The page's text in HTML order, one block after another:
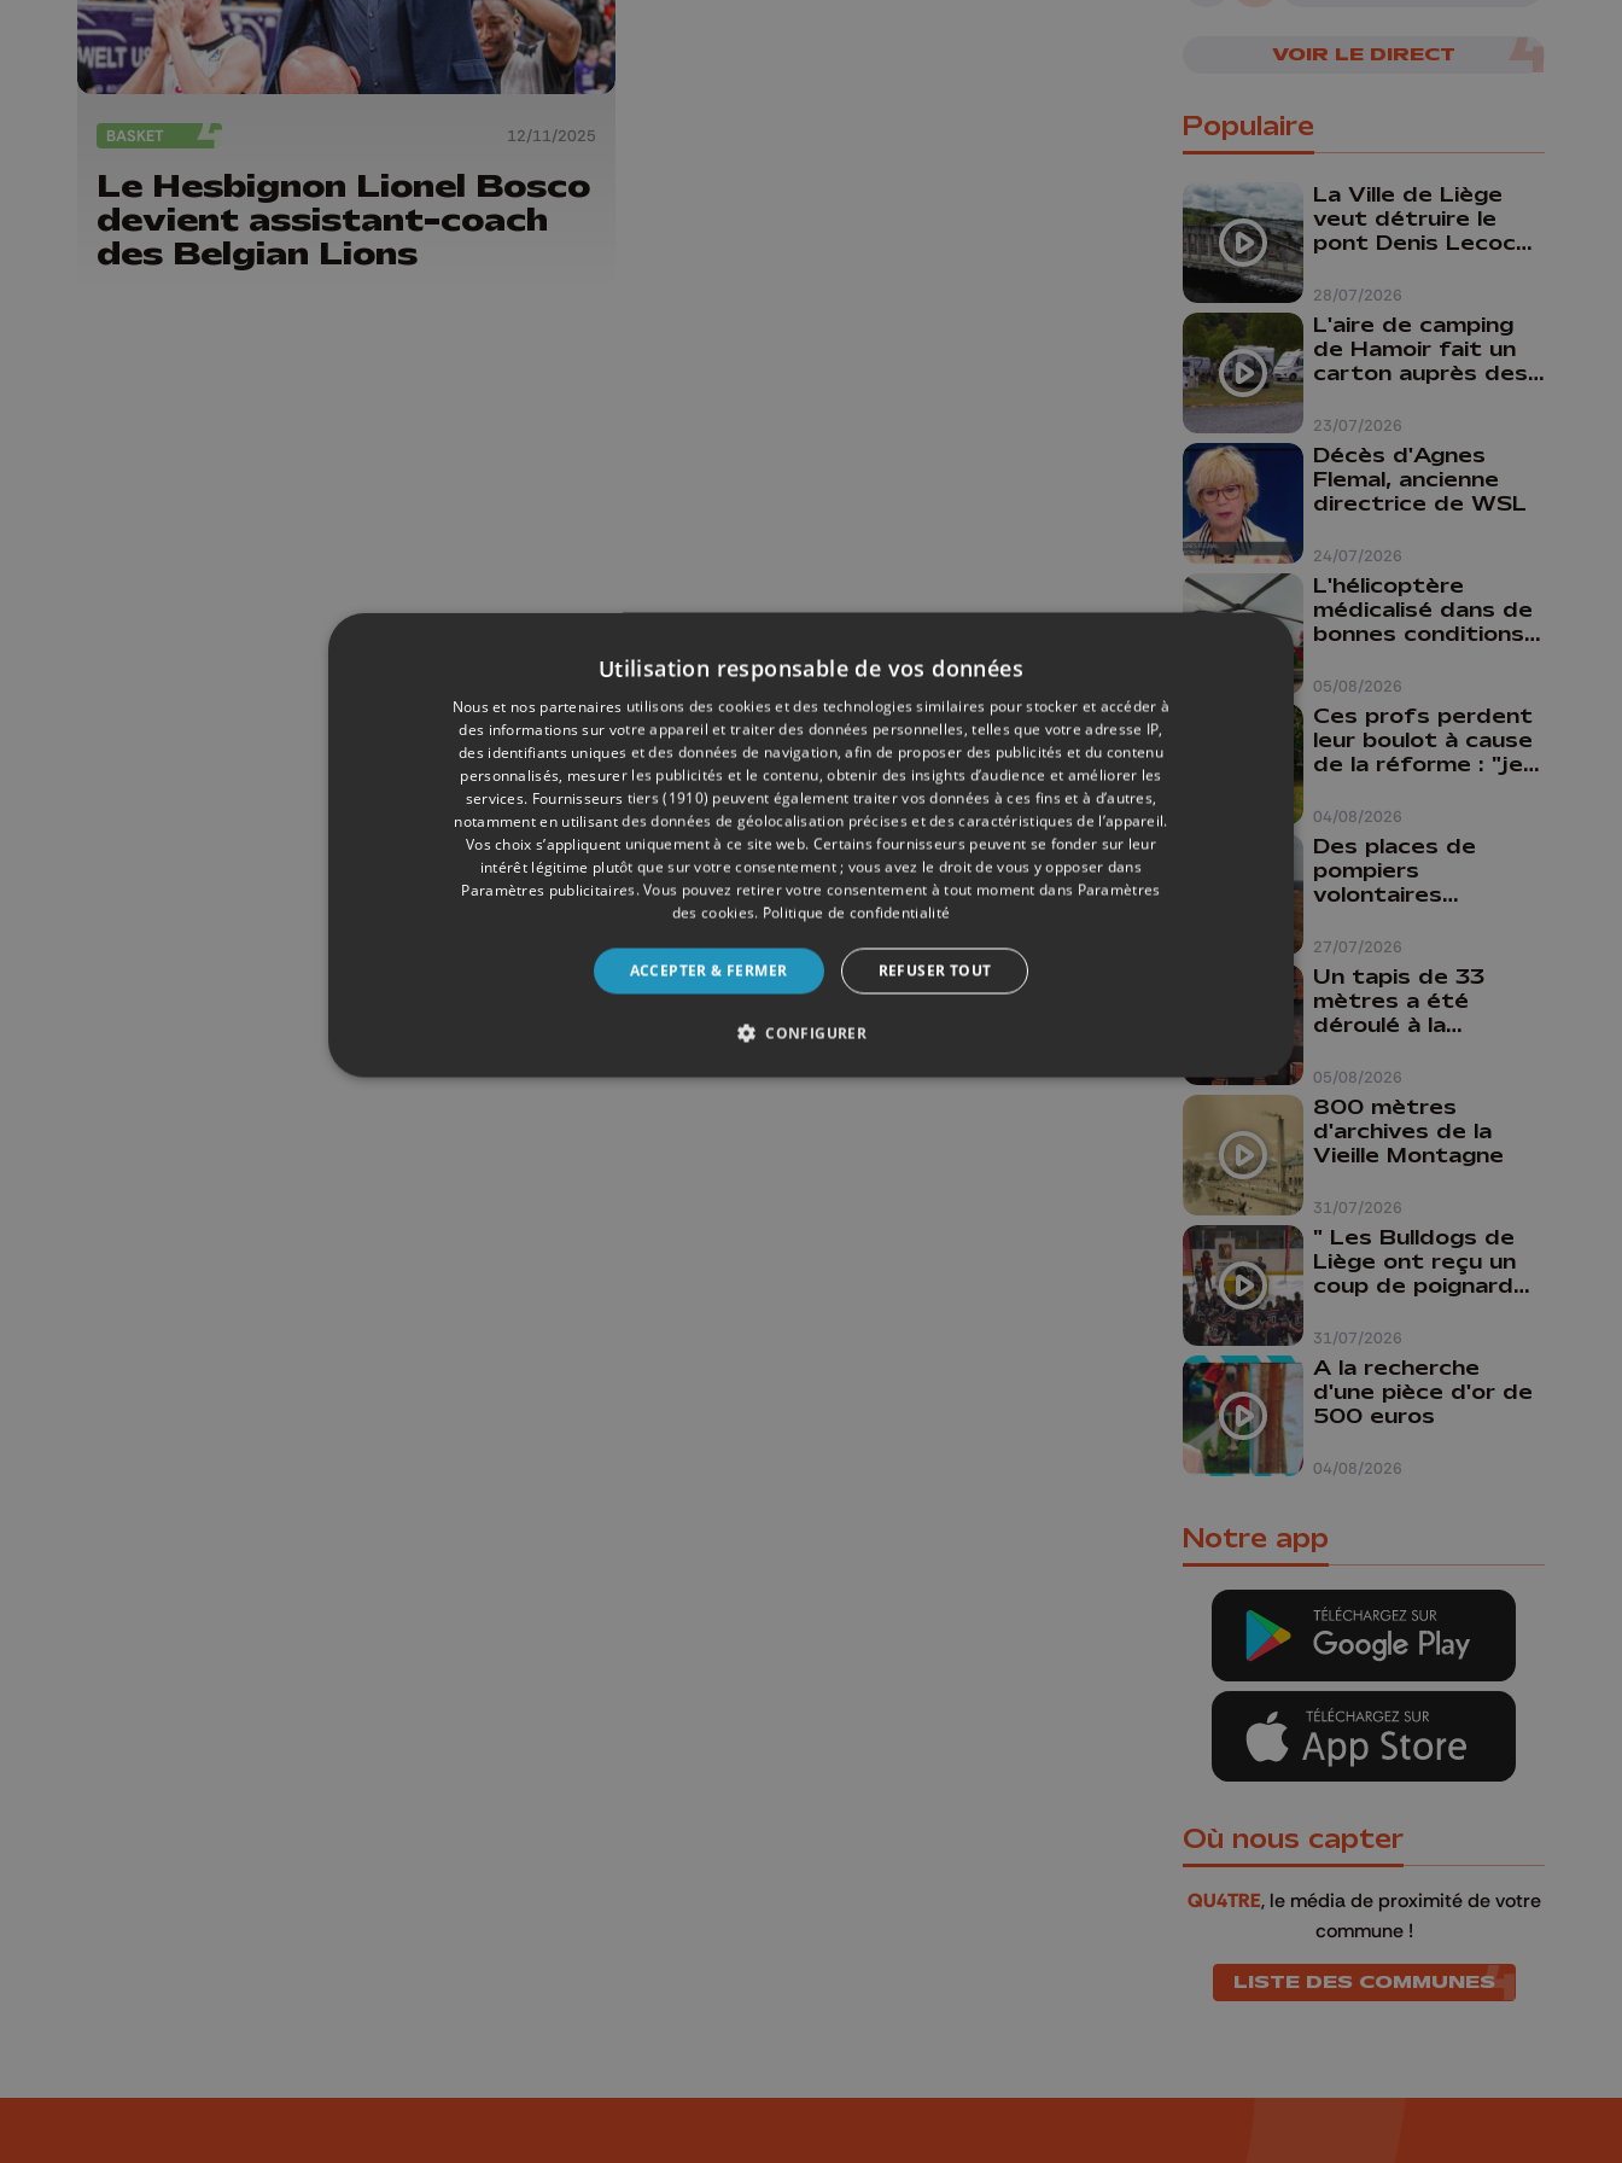
BASKET 12/11/2025
Le Hesbignon Lionel Bosco
devient assistant-coach
des Belgian Lions
VOIR LE DIRECT
Populaire
28/07/2026
La Ville de Liège
veut détruire le
pont Denis Lecocq
budget pour le
faire
23/07/2026
L'aire de camping
de Hamoir fait un
carton auprès des
24/07/2026
Décès d'Agnes
Flemal, ancienne
directrice de WSL
05/08/2026
L'hélicoptère
médicalisé dans de
bonnes conditions à
04/08/2026
Ces profs perdent
leur boulot à cause
de la réforme : "je
comme prof que
comme
pharmacienne"
27/07/2026
Des places de
pompiers
volontaires
province de Liège :
"Un citoyen qui
n'est formé ne
peut pas nous
aider"
05/08/2026
Un tapis de 33
mètres a été
déroulé à la
Liège
31/07/2026
800 mètres
d'archives de la
Vieille Montagne
31/07/2026
" Les Bulldogs de
Liège ont reçu un
coup de poignard
04/08/2026
A la recherche
d'une pièce d'or de
500 euros
Notre app
Où nous capter
QU4TRE, le média de proximité de votre
commune !
LISTE DES COMMUNES
Utilisation responsable de vos données
Nous et nos partenaires utilisons des cookies et des technologies similaires pour stocker et accéder à
des informations sur votre appareil et traiter des données personnelles, telles que votre adresse IP,
des identifiants uniques et des données de navigation, afin de proposer des publicités et du contenu
personnalisés, mesurer les publicités et le contenu, obtenir des insights d’audience et améliorer les
services. Fournisseurs tiers (1910) peuvent également traiter vos données à ces fins et à d’autres,
notamment en utilisant des données de géolocalisation précises et des caractéristiques de l’appareil.
Vos choix s’appliquent uniquement à ce site web. Certains fournisseurs peuvent se fonder sur leur
intérêt légitime plutôt que sur votre consentement ; vous avez le droit de vous y opposer dans
Paramètres publicitaires. Vous pouvez retirer votre consentement à tout moment dans Paramètres
des cookies. Politique de confidentialité
ACCEPTER & FERMER REFUSER TOUT
CONFIGURER